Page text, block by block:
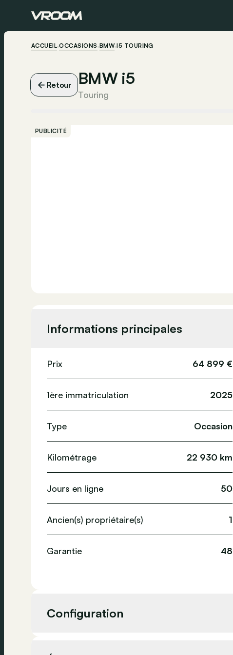
ACCUEIL OCCASIONS BMW I5 TOURING
Retour BMW i5
Touring
PUBLICITÉ
Informations principales
Prix 64 899 €
1ère immatriculation 2025
Type Occasion
Kilométrage 22 930 km
Jours en ligne 50
Ancien(s) propriétaire(s) 1
Garantie 48
Configuration